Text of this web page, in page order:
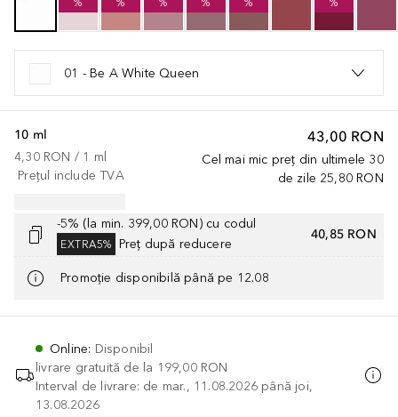
% % % % % %
01 - Be A White Queen
43,00 RON
Cel mai mic preț din ultimele 30
de zile 25,80 RON
10 ml
4,30 RON / 1 ml
Prețul include TVA
-5% (la min. 399,00 RON) cu codul
EXTRA5% Preț după reducere
40,85 RON
Promoție disponibilă până pe 12.08
Online: Disponibil
livrare gratuită de la 199,00 RON
Interval de livrare: de mar., 11.08.2026 până joi,
13.08.2026